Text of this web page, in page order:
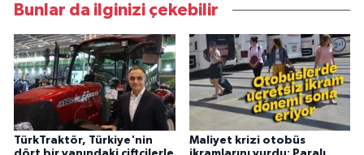
Bunlar da ilginizi çekebilir
TürkTraktör, Türkiye'nin
Maliyet krizi otobüs